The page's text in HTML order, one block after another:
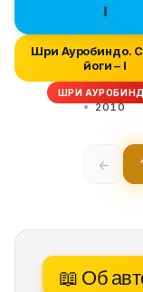
Шри Ауробиндо.
йоги – I
ШРИ
2010
←
📖 Об